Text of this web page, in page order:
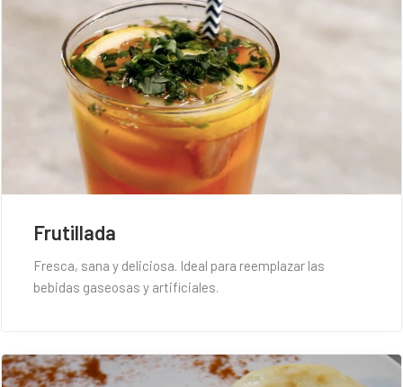
Frutillada
Fresca, sana y deliciosa. Ideal para reemplazar las
bebidas gaseosas y artificiales.